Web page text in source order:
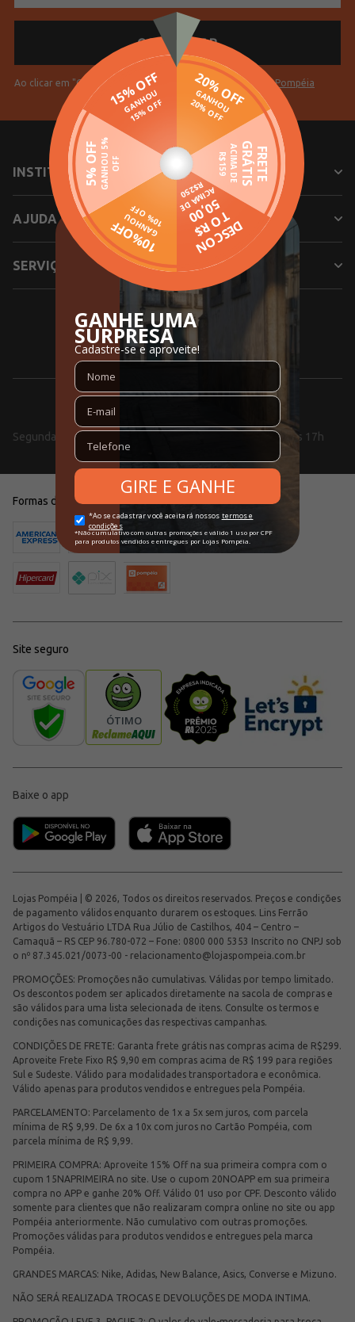
Ao clicar em "Cadastrar" você aceita os Termos de Uso da Pompéia
INSTITUCIONAL
AJUDA
SERVIÇOS
SIGA NOSSAS REDES SOCIAIS
0800 000 5353
Segunda a Sexta, das 08h às 18h e aos Sábados, das 10h às 17h
Formas de pagamento
Site seguro
Baixe o app
Lojas Pompéia | © 2026, Todos os direitos reservados. Preços e condições
de pagamento válidos enquanto durarem os estoques. Lins Ferrão
Artigos do Vestuário LTDA Rua Júlio de Castilhos, 404 – Centro –
Camaquã – RS CEP 96.780-072 – Fone: 0800 000 5353 Inscrito no CNPJ sob
o nº 87.345.021/0073-00 - relacionamento@lojaspompeia.com.br
PROMOÇÕES: Promoções não cumulativas. Válidas por tempo limitado.
Os descontos podem ser aplicados diretamente na sacola de compras e
são válidos para uma lista selecionada de itens. Consulte os termos e
condições nas comunicações das respectivas campanhas.
CONDIÇÕES DE FRETE: Garanta frete grátis nas compras acima de R$299.
Aproveite Frete Fixo R$ 9,90 em compras acima de R$ 199 para regiões
Sul e Sudeste. Válido para modalidades transportadora e econômica.
Válido apenas para produtos vendidos e entregues pela Pompéia.
PARCELAMENTO: Parcelamento de 1x a 5x sem juros, com parcela
mínima de R$ 9,99. De 6x a 10x com juros no Cartão Pompéia, com
parcela mínima de R$ 9,99.
PRIMEIRA COMPRA: Aproveite 15% Off na sua primeira compra com o
cupom 15NAPRIMEIRA no site. Use o cupom 20NOAPP em sua primeira
compra no APP e ganhe 20% Off. Válido 01 uso por CPF. Desconto válido
somente para clientes que não realizaram compra online no site ou app
Pompéia anteriormente. Não cumulativo com outras promoções.
Promoções válidas para produtos vendidos e entregues pela marca
Pompéia.
GRANDES MARCAS: Nike, Adidas, New Balance, Asics, Converse e Mizuno.
NÃO SERÁ REALIZADA TROCAS E DEVOLUÇÕES DE MODA INTIMA.